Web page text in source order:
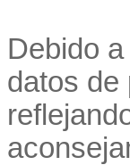
Debido
datos de